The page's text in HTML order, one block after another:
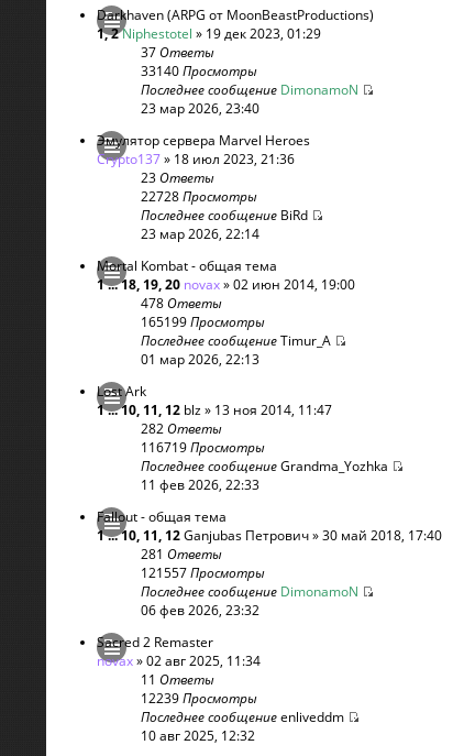
Darkhaven (ARPG от MoonBeastProductions)
1,2Niphestotel » 19 дек 2023, 01:29
37Ответы
33140Просмотры
Последнее сообщение DimonamoN
23 мар 2026, 23:40
Эмулятор сервера Marvel Heroes
Crypto137» 18 июл 2023, 21:36
23Ответы
22728Просмотры
Последнее сообщение BiRd
23 мар 2026, 22:14
Mortal Kombat - общая тема
1...18, 19,20 novax» 02 июн 2014, 19:00
478Ответы
165199Просмотры
Последнее сообщениеTimur_A
01 мар 2026, 22:13
Lost Ark
1...10, 11, 12 blz» 13 ноя 2014, 11:47
282Ответы
116719Просмотры
Последнее сообщениеGrandma_Yozhka
11 фев 2026, 22:33
Fallout - общая тема
1...10, 11, 12Ganjubas Петрович» 30 май 2018, 17:40
281 Ответы
121557Просмотры
Последнее сообщение DimonamoN
06 фев 2026, 23:32
Sacred 2 Remaster
novax» 02 авг 2025, 11:34
11 Ответы
12239Просмотры
Последнее сообщениеenliveddm
10 авг 2025, 12:32